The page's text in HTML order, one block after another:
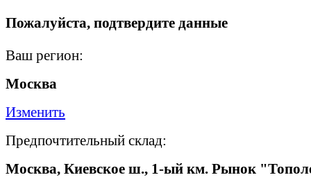
Пожалуйста, подтвердите данные
Ваш регион:
Москва
Изменить
Предпочтительный склад:
Москва, Киевское ш., 1-ый км. Рынок